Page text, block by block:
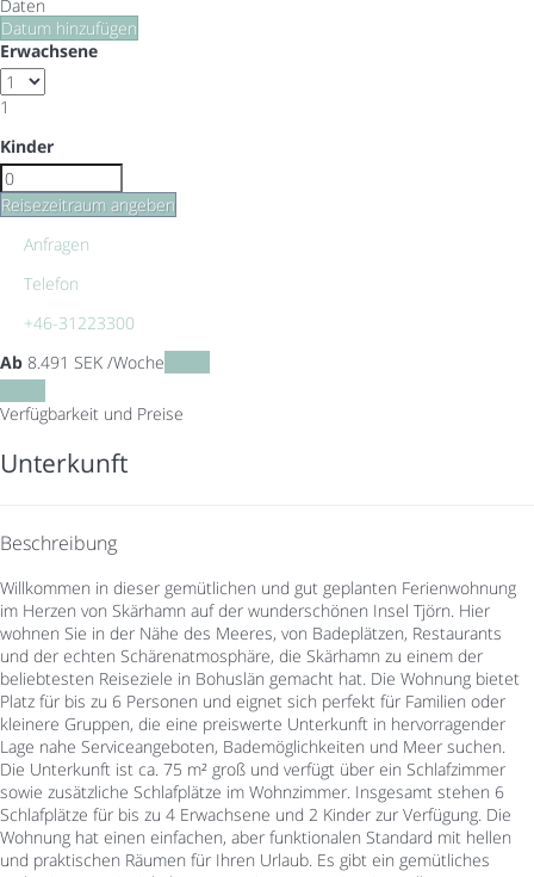
Daten
Datum hinzufügen
Erwachsene
1
Kinder
Reisezeitraum angeben
Anfragen
Telefon
+46-31223300
Ab 8.491 SEK /Woche
Verfügbarkeit und Preise
Unterkunft
Beschreibung
Willkommen in dieser gemütlichen und gut geplanten Ferienwohnung
im Herzen von Skärhamn auf der wunderschönen Insel Tjörn. Hier
wohnen Sie in der Nähe des Meeres, von Badeplätzen, Restaurants
und der echten Schärenatmosphäre, die Skärhamn zu einem der
beliebtesten Reiseziele in Bohuslän gemacht hat. Die Wohnung bietet
Platz für bis zu 6 Personen und eignet sich perfekt für Familien oder
kleinere Gruppen, die eine preiswerte Unterkunft in hervorragender
Lage nahe Serviceangeboten, Bademöglichkeiten und Meer suchen.
Die Unterkunft ist ca. 75 m² groß und verfügt über ein Schlafzimmer
sowie zusätzliche Schlafplätze im Wohnzimmer. Insgesamt stehen 6
Schlafplätze für bis zu 4 Erwachsene und 2 Kinder zur Verfügung. Die
Wohnung hat einen einfachen, aber funktionalen Standard mit hellen
und praktischen Räumen für Ihren Urlaub. Es gibt ein gemütliches